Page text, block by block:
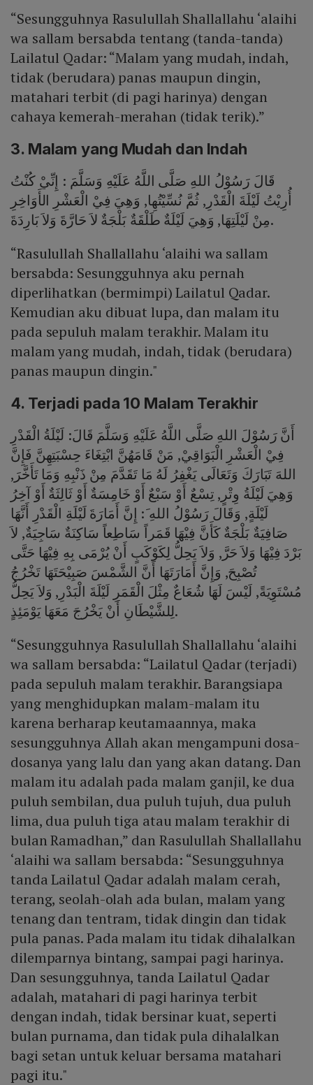
“Sesungguhnya Rasulullah Shallallahu ‘alaihi
wa sallam bersabda tentang (tanda-tanda)
Lailatul Qadar: “Malam yang mudah, indah,
tidak (berudara) panas maupun dingin,
matahari terbit (di pagi harinya) dengan
cahaya kemerah-merahan (tidak terik).”
3. Malam yang Mudah dan Indah
قَالَ رَسُوْلُ اللهِ صَلَّى اللَّهُ عَلَيْهِ وَسَلَّمَ : إِنِّيْ كُنْتُ
أُرِيْتُ لَيْلَةَ الْقَدْرِ, ثُمَّ نُسِّيْتُهِا, وَهِيَ فِيْ الْعَشْرِ الأَوَاخِرِ
مِنْ لَيْلَتِهَا, وَهِيَ لَيْلَةٌ طَلْقَةٌ بَلْجَةٌ لاَ حَارَّةَ وَلاَ بَارِدَةَ.
“Rasulullah Shallallahu ‘alaihi wa sallam
bersabda: Sesungguhnya aku pernah
diperlihatkan (bermimpi) Lailatul Qadar.
Kemudian aku dibuat lupa, dan malam itu
pada sepuluh malam terakhir. Malam itu
malam yang mudah, indah, tidak (berudara)
panas maupun dingin."
4. Terjadi pada 10 Malam Terakhir
أَنَّ رَسُوْلَ اللهِ صَلَّى اللَّهُ عَلَيْهِ وَسَلَّمَ قَالَ: لَيْلَةُ الْقَدْرِ
فِيْ الْعَشْرِ الْبَوَاقِيْ, مَنْ قَامَهُنَّ ابْتِغَاءَ حِسْبَتِهِنَّ فَإِنَّ
اللهَ تَبَارَكَ وَتَعَالَى يَغْفِرُ لَهُ مَا تَقَدَّمَ مِنْ ذَنْبِهِ وَمَا تَأَخَّرَ,
وَهِيَ لَيْلَةُ وِتْرٍ, تِسْعٌ أَوْ سَبْعٌ أَوْ خَامِسَةٌ أَوْ ثَالِثَةٌ أَوْ آخِرُ
لَيْلَةٍ, وَقَالَ رَسُوْلُ اللهِ َ: إِنَّ أَمَارَةَ لَيْلَةِ الْقَدْرِ أَنَّهَا
صَافِيَةٌ بَلْجَةٌ كَأَنَّ فِيْهَا قَمَراً سَاطِعاً سَاكِنَةٌ سَاجِيَةٌ, لاَ
بَرْدَ فِيْهَا وَلاَ حَرَّ, وَلاَ يَحِلُّ لِكَوْكَبٍ أَنْ يُرْمَى بِهِ فِيْهَا حَتَّى
تُصْبِحَ, وَإِنَّ أَمَارَتَهَا أَنَّ الشَّمْسَ صَبِيْحَتَهَا تَخْرُجُ
مُسْتَوِيَةً, لَيْسَ لَهَا شُعَاعٌ مِثْلَ الْقَمَرِ لَيْلَةَ الْبَدْرِ, وَلاَ يَحِلُّ
لِلشَّيْطَانِ أَنْ يَخْرُجَ مَعَهَا يَوْمَئِذٍ.
“Sesungguhnya Rasulullah Shallallahu ‘alaihi
wa sallam bersabda: “Lailatul Qadar (terjadi)
pada sepuluh malam terakhir. Barangsiapa
yang menghidupkan malam-malam itu
karena berharap keutamaannya, maka
sesungguhnya Allah akan mengampuni dosa-
dosanya yang lalu dan yang akan datang. Dan
malam itu adalah pada malam ganjil, ke dua
puluh sembilan, dua puluh tujuh, dua puluh
lima, dua puluh tiga atau malam terakhir di
bulan Ramadhan,” dan Rasulullah Shallallahu
‘alaihi wa sallam bersabda: “Sesungguhnya
tanda Lailatul Qadar adalah malam cerah,
terang, seolah-olah ada bulan, malam yang
tenang dan tentram, tidak dingin dan tidak
pula panas. Pada malam itu tidak dihalalkan
dilemparnya bintang, sampai pagi harinya.
Dan sesungguhnya, tanda Lailatul Qadar
adalah, matahari di pagi harinya terbit
dengan indah, tidak bersinar kuat, seperti
bulan purnama, dan tidak pula dihalalkan
bagi setan untuk keluar bersama matahari
pagi itu."